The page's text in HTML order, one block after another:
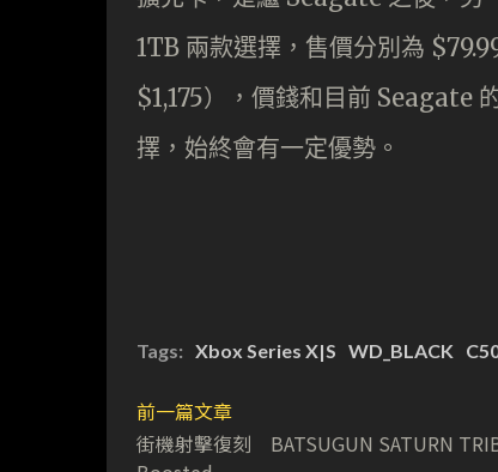
1TB 兩款選擇，售價分別為
$1,175），價錢和目前 Seagate
擇，始終會有一定優勢。
Tags: Xbox Series X|S WD_BLACK
前一篇文章
街機射擊復刻 BATSUGUN SATURN